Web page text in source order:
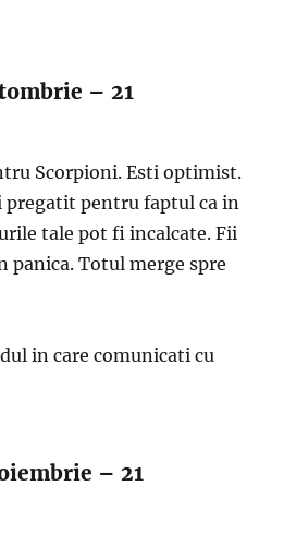
– 21
Scorpioni. Esti optimist.
pregatit pentru faptul ca in
tale pot fi incalcate. Fii
Totul merge spre
in care comunicati cu
– 21